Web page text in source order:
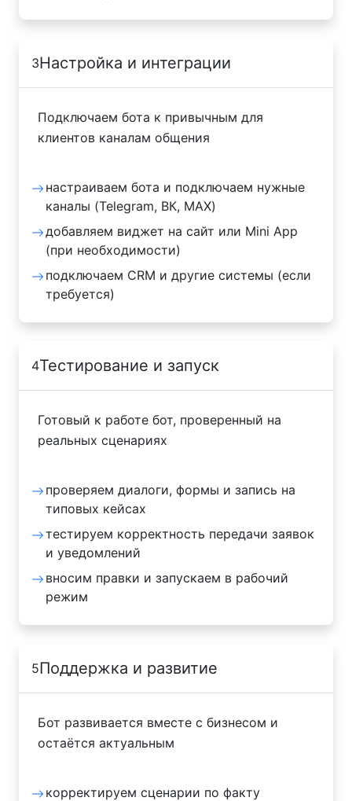
3Настройка и интеграции
Подключаем бота к привычным для
клиентов каналам общения
настраиваем бота и подключаем нужные
каналы (Telegram, ВК, MAX)
добавляем виджет на сайт или Mini App
(при необходимости)
подключаем CRM и другие системы (если
требуется)
4Тестирование и запуск
Готовый к работе бот, проверенный на
реальных сценариях
проверяем диалоги, формы и запись на
типовых кейсах
тестируем корректность передачи заявок
и уведомлений
вносим правки и запускаем в рабочий
режим
5Поддержка и развитие
Бот развивается вместе с бизнесом и
остаётся актуальным
корректируем сценарии по факту